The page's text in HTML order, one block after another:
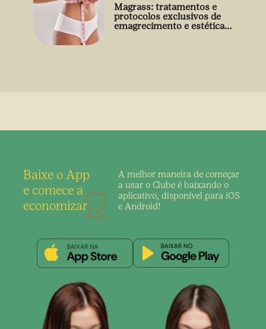
Magrass: tratamentos e
protocolos exclusivos de
emagrecimento e estética
Baixe o App
e comece a
economizar
A melhor maneira de começar
a usar o Clube é baixando o
aplicativo, disponível para iOS
e Android!